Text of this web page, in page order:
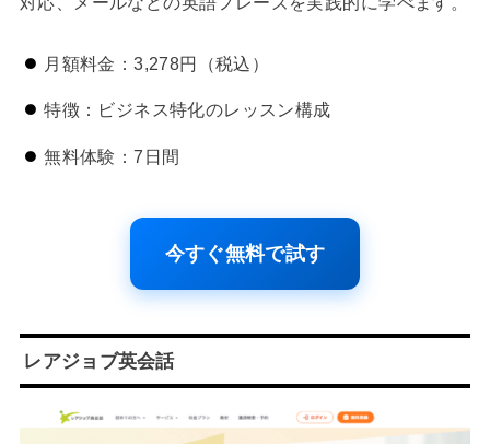
月額料金：3,278円（税込）
特徴：ビジネス特化のレッスン構成
無料体験：7日間
今すぐ無料で試す
レアジョブ英会話